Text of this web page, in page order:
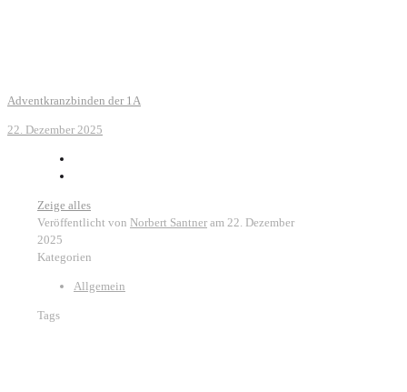
Adventkranzbinden der 1A
22. Dezember 2025
Zeige alles
Veröffentlicht von Norbert Santner am 22. Dezember
2025
Kategorien
Allgemein
Tags